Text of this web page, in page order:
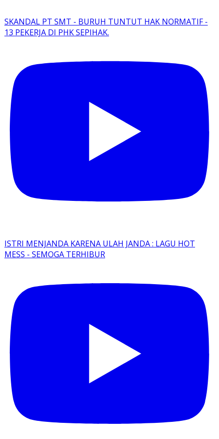
SKANDAL PT SMT - BURUH TUNTUT HAK NORMATIF -
13 PEKERJA DI PHK SEPIHAK.
ISTRI MENJANDA KARENA ULAH JANDA : LAGU HOT
MESS - SEMOGA TERHIBUR